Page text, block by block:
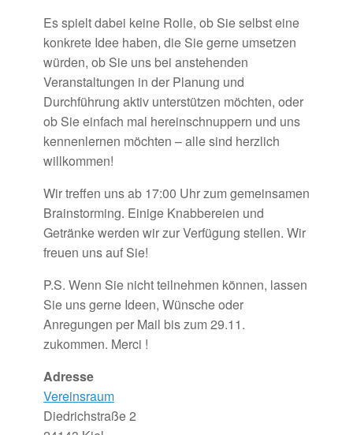
Es spielt dabei keine Rolle, ob Sie selbst eine
konkrete Idee haben, die Sie gerne umsetzen
würden, ob Sie uns bei anstehenden
Veranstaltungen in der Planung und
Durchführung aktiv unterstützen möchten, oder
ob Sie einfach mal hereinschnuppern und uns
kennenlernen möchten – alle sind herzlich
willkommen!
Wir treffen uns ab 17:00 Uhr zum gemeinsamen
Brainstorming. Einige Knabbereien und
Getränke werden wir zur Verfügung stellen. Wir
freuen uns auf Sie!
P.S. Wenn Sie nicht teilnehmen können, lassen
Sie uns gerne Ideen, Wünsche oder
Anregungen per Mail bis zum 29.11.
zukommen. Merci !
Adresse
Vereinsraum
Diedrichstraße 2